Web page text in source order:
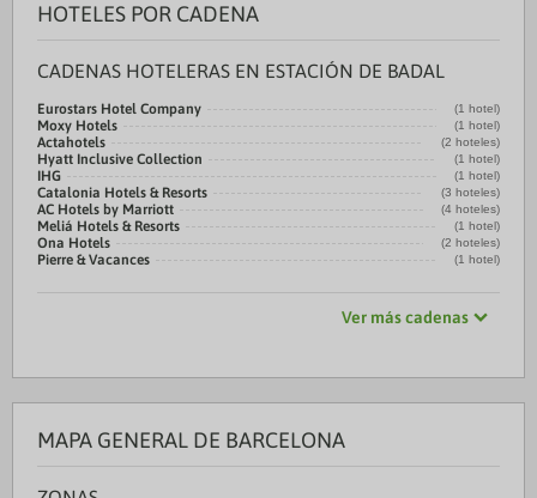
HOTELES POR CADENA
CADENAS HOTELERAS EN ESTACIÓN DE BADAL
Eurostars Hotel Company (1 hotel)
Moxy Hotels (1 hotel)
Actahotels (2 hoteles)
Hyatt Inclusive Collection (1 hotel)
IHG (1 hotel)
Catalonia Hotels & Resorts (3 hoteles)
AC Hotels by Marriott (4 hoteles)
Meliá Hotels & Resorts (1 hotel)
Ona Hotels (2 hoteles)
Pierre & Vacances (1 hotel)
Ver más cadenas
MAPA GENERAL DE BARCELONA